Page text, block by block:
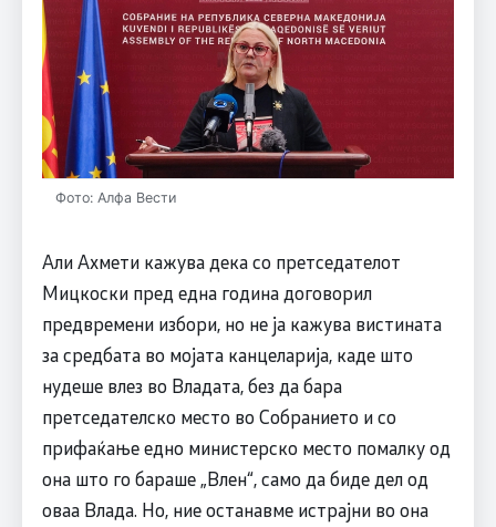
Фото: Алфа Вести
Али Ахмети кажува дека со претседателот
Мицкоски пред една година договорил
предвремени избори, но не ја кажува вистината
за средбата во мојата канцеларија, каде што
нудеше влез во Владата, без да бара
претседателско место во Собранието и со
прифаќање едно министерско место помалку од
она што го бараше „Влен“, само да биде дел од
оваа Влада. Но, ние останавме истрајни во она